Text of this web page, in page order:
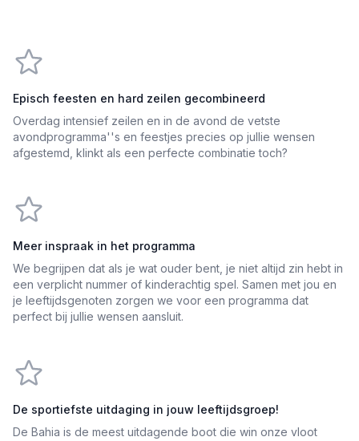
Episch feesten en hard zeilen gecombineerd
Overdag intensief zeilen en in de avond de vetste
avondprogramma''s en feestjes precies op jullie wensen
afgestemd, klinkt als een perfecte combinatie toch?
Meer inspraak in het programma
We begrijpen dat als je wat ouder bent, je niet altijd zin hebt in
een verplicht nummer of kinderachtig spel. Samen met jou en
je leeftijdsgenoten zorgen we voor een programma dat
perfect bij jullie wensen aansluit.
De sportiefste uitdaging in jouw leeftijdsgroep!
De Bahia is de meest uitdagende boot die win onze vloot